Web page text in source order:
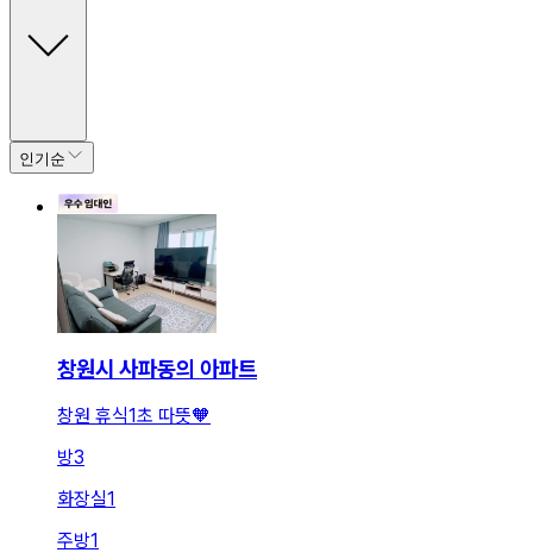
인기순
창원시 사파동의 아파트
창원 휴식1초 따뜻🧡
방3
화장실1
주방1